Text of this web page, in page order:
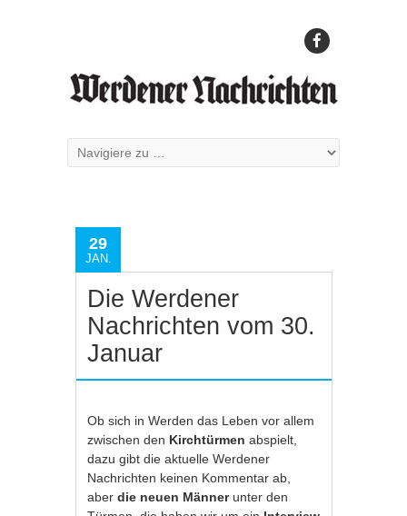
29
JAN.
Die Werdener
Nachrichten vom 30.
Januar
Ob sich in Werden das Leben vor allem
zwischen den Kirchtürmen abspielt,
dazu gibt die aktuelle Werdener
Nachrichten keinen Kommentar ab,
aberdie neuen Männerunter den